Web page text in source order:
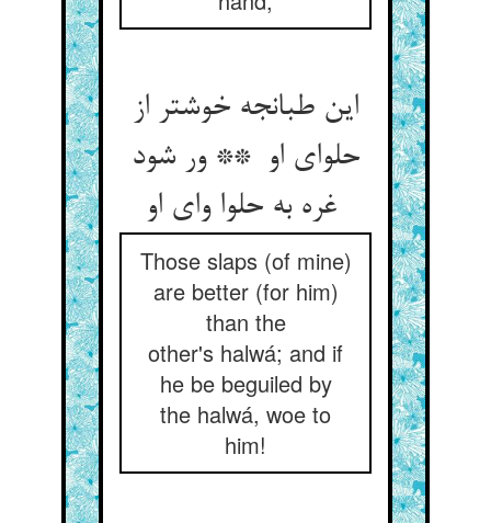
این طبانجه خوشتر از
حلوای او ** ور شود
Those slaps (of mine)
are better (for him)
than the
other's halwá; and if
he be beguiled by
the halwá, woe to
him!